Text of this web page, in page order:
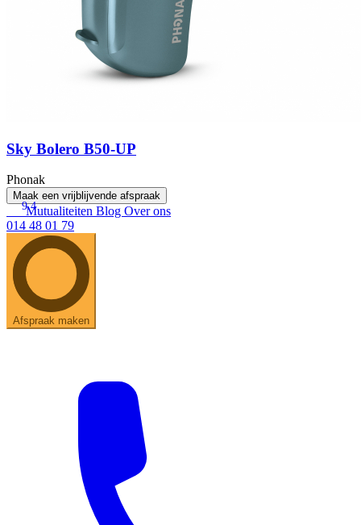
Sky Bolero B50-UP
Phonak
Maak een vrijblijvende afspraak
9.4
Mutualiteiten Blog Over ons
014 48 01 79
Afspraak maken